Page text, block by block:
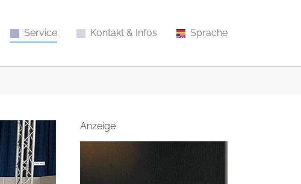
Service Kontakt & Infos Sprache
Anzeige